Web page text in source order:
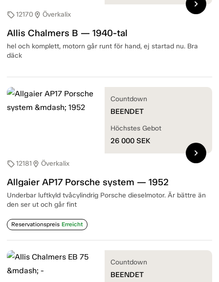
sell12170 location_on Överkalix
Allis Chalmers B — 1940-tal
hel och komplett, motorn går runt för hand, ej startad nu. Bra
däck
chevron_right
sell12181 location_on Överkalix
Allgaier AP17 Porsche system — 1952
Underbar luftkyld tvåcylindrig Porsche dieselmotor. Är bättre än
den ser ut och går fint
Reservationspreis Erreicht
Countdown
BEENDET
Höchstes Gebot
26 000 SEK
chevron_right
Countdown
BEENDET